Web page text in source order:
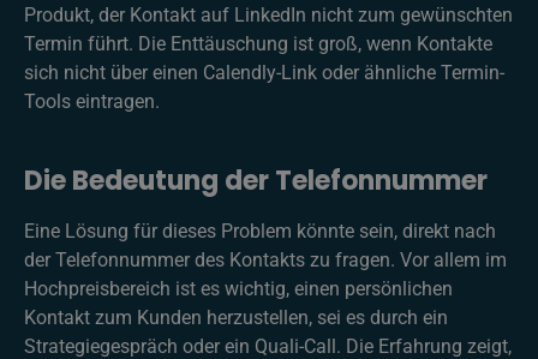
Produkt, der Kontakt auf LinkedIn nicht zum gewünschten
Termin führt. Die Enttäuschung ist groß, wenn Kontakte
sich nicht über einen Calendly-Link oder ähnliche Termin-
Tools eintragen.
Die Bedeutung der Telefonnummer
Eine Lösung für dieses Problem könnte sein, direkt nach
der Telefonnummer des Kontakts zu fragen. Vor allem im
Hochpreisbereich ist es wichtig, einen persönlichen
Kontakt zum Kunden herzustellen, sei es durch ein
Strategiegespräch oder ein Quali-Call. Die Erfahrung zeigt,